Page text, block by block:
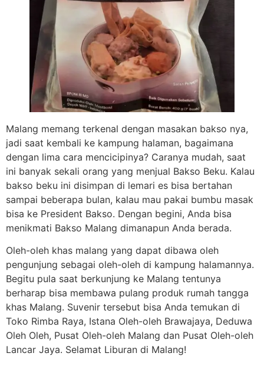
Malang memang terkenal dengan masakan bakso nya,
jadi saat kembali ke kampung halaman, bagaimana
dengan lima cara mencicipinya? Caranya mudah, saat
ini banyak sekali orang yang menjual Bakso Beku. Kalau
bakso beku ini disimpan di lemari es bisa bertahan
sampai beberapa bulan, kalau mau pakai bumbu masak
bisa ke President Bakso. Dengan begini, Anda bisa
menikmati Bakso Malang dimanapun Anda berada.
Oleh-oleh khas malang yang dapat dibawa oleh
pengunjung sebagai oleh-oleh di kampung halamannya.
Begitu pula saat berkunjung ke Malang tentunya
berharap bisa membawa pulang produk rumah tangga
khas Malang. Suvenir tersebut bisa Anda temukan di
Toko Rimba Raya, Istana Oleh-oleh Brawajaya, Deduwa
Oleh Oleh, Pusat Oleh-oleh Malang dan Pusat Oleh-oleh
Lancar Jaya. Selamat Liburan di Malang!